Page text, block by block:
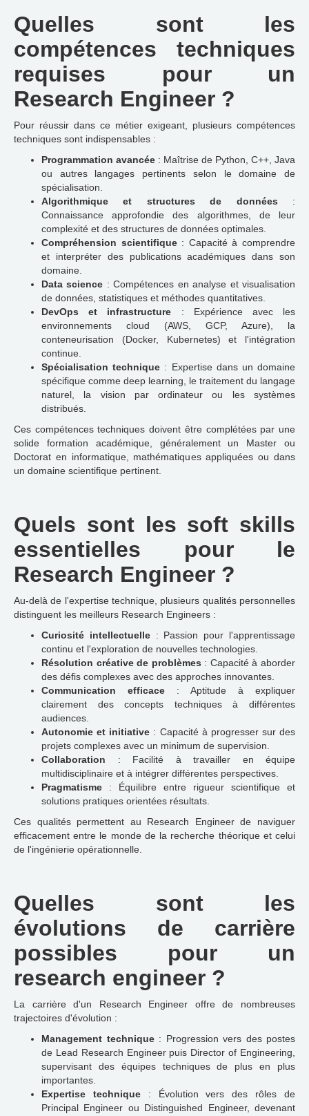
Quelles sont les
compétences techniques
requises pour un
Research Engineer ?
Pour réussir dans ce métier exigeant, plusieurs compétences
techniques sont indispensables :
Programmation avancée : Maîtrise de Python, C++, Java
ou autres langages pertinents selon le domaine de
spécialisation.
Algorithmique et structures de données :
Connaissance approfondie des algorithmes, de leur
complexité et des structures de données optimales.
Compréhension scientifique: Capacité à comprendre
et interpréter des publications académiques dans son
domaine.
Data science : Compétences en analyse et visualisation
de données, statistiques et méthodes quantitatives.
DevOps et infrastructure : Expérience avec les
environnements cloud (AWS, GCP, Azure), la
conteneurisation (Docker, Kubernetes) et l'intégration
continue.
Spécialisation technique : Expertise dans un domaine
spécifique comme deep learning, le traitement du langage
naturel, la vision par ordinateur ou les systèmes
distribués.
Ces compétences techniques doivent être complétées par une
solide formation académique, généralement un Master ou
Doctorat en informatique, mathématiques appliquées ou dans
un domaine scientifique pertinent.
Quels sont les soft skills
essentielles pour le
Research Engineer ?
Au-delà de l'expertise technique, plusieurs qualités personnelles
distinguent les meilleurs Research Engineers :
Curiosité intellectuelle: Passion pour l'apprentissage
continu et l'exploration de nouvelles technologies.
Résolution créative de problèmes : Capacité à aborder
des défis complexes avec des approches innovantes.
Communication efficace : Aptitude à expliquer
clairement des concepts techniques à différentes
audiences.
Autonomie et initiative : Capacité à progresser sur des
projets complexes avec un minimum de supervision.
Collaboration : Facilité à travailler en équipe
multidisciplinaire et à intégrer différentes perspectives.
Pragmatisme : Équilibre entre rigueur scientifique et
solutions pratiques orientées résultats.
Ces qualités permettent au Research Engineer de naviguer
efficacement entre le monde de la recherche théorique et celui
de l'ingénierie opérationnelle.
Quelles sont les
évolutions de carrière
possibles pour un
research engineer ?
La carrière d'un Research Engineer offre de nombreuses
trajectoires d'évolution :
Management technique: Progression vers des postes
de Lead Research Engineer puis Director of Engineering,
supervisant des équipes techniques de plus en plus
importantes.
Expertise technique: Évolution vers des rôles de
Principal Engineer ou Distinguished Engineer, devenant